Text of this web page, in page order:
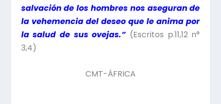
salvación de los hombres nos aseguran de
la vehemencia del deseo que le anima por
la salud de sus ovejas.”(Escritos p.11,12 n°
3,4)
CMT-ÁFRICA